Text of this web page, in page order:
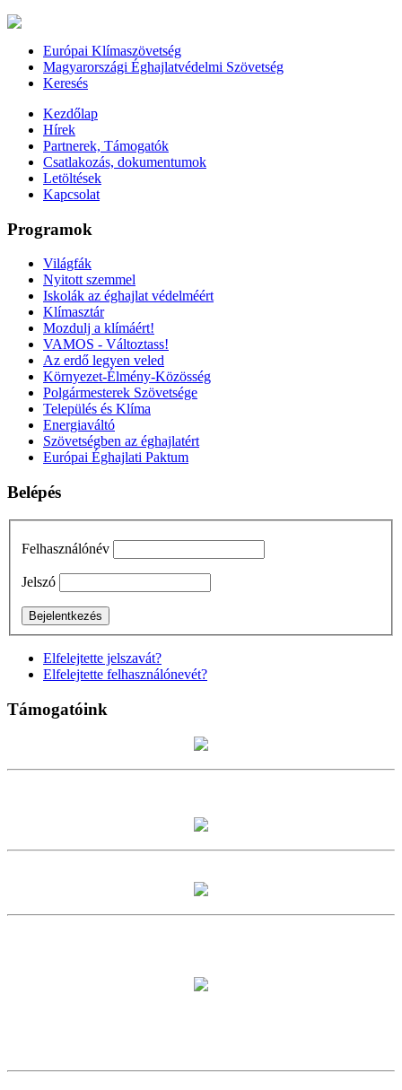
Európai Klímaszövetség
Magyarországi Éghajlatvédelmi Szövetség
Keresés
Kezdőlap
Hírek
Partnerek, Támogatók
Csatlakozás, dokumentumok
Letöltések
Kapcsolat
Programok
Világfák
Nyitott szemmel
Iskolák az éghajlat védelméért
Klímasztár
Mozdulj a klímáért!
VAMOS - Változtass!
Az erdő legyen veled
Környezet-Élmény-Közösség
Polgármesterek Szövetsége
Település és Klíma
Energiaváltó
Szövetségben az éghajlatért
Európai Éghajlati Paktum
Belépés
Felhasználónév
Jelszó
Elfelejtette jelszavát?
Elfelejtette felhasználónevét?
Támogatóink